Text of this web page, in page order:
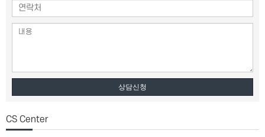
상담신청
CS Center